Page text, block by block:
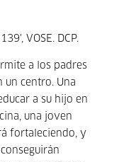
VOSE. DCP.
a los padres
un centro. Una
a su hijo en
una joven
fortaleciendo, y